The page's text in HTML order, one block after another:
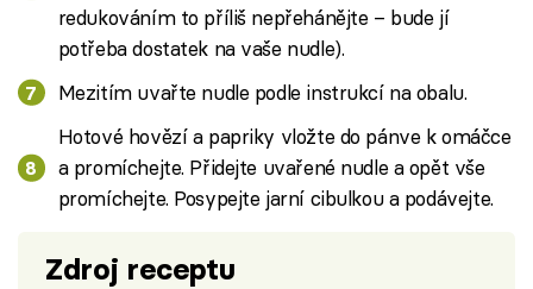
redukováním to příliš nepřehánějte – bude jí
potřeba dostatek na vaše nudle).
Mezitím uvařte nudle podle instrukcí na obalu.
Hotové hovězí a papriky vložte do pánve k omáčce
a promíchejte. Přidejte uvařené nudle a opět vše
promíchejte. Posypejte jarní cibulkou a podávejte.
Zdroj receptu